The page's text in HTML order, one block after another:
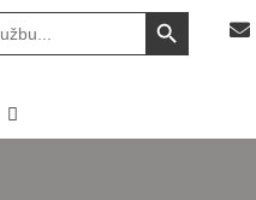
Search Button